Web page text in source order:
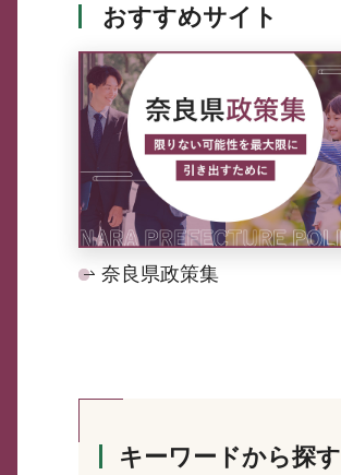
おすすめサイト
奈良県政策集
キーワードから探す